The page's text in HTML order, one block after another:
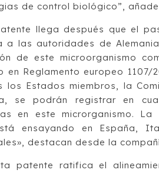
de control biológico”,
llega después que el
a las autoridades de
de este microorganismo
en Reglamento europeo
Estados miembros, la
se podrán registrar en
en este microrganismo.
ensayando en España,
destacan desde la
patente ratifica el